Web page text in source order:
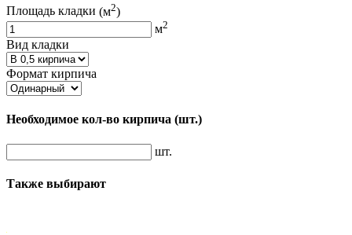
Площадь кладки (м2)
м2
Вид кладки
Формат кирпича
Необходимое кол-во кирпича (шт.)
шт.
Также выбирают